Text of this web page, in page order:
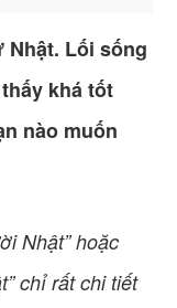
Nhật. Lối sống
khá tốt
nào muốn
Nhật” hoặc
chỉ rất chi tiết